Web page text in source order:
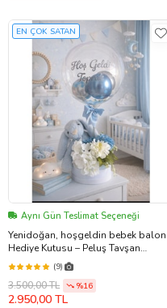
EN ÇOK SATAN
Aynı Gün Teslimat Seçeneği
Yenidoğan, hoşgeldin bebek balon
Hediye Kutusu – Peluş Tavşan
&Balonlu (Bebe Mavisi)
(9)
3.500,00 TL %16
2.950,00 TL